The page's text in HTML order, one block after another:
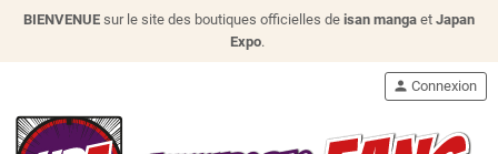
BIENVENUE sur le site des boutiques officielles de isan manga et Japan
Expo.
person Connexion